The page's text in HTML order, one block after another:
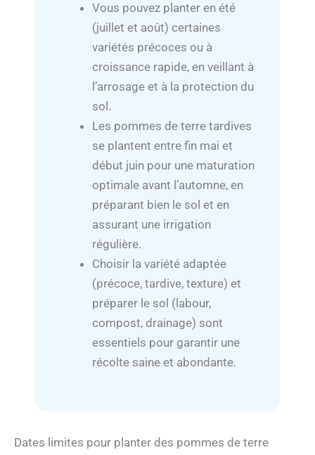
Vous pouvez planter en été
(juillet et août) certaines
variétés précoces ou à
croissance rapide, en veillant à
l’arrosage et à la protection du
sol.
Les pommes de terre tardives
se plantent entre fin mai et
début juin pour une maturation
optimale avant l’automne, en
préparant bien le sol et en
assurant une irrigation
régulière.
Choisir la variété adaptée
(précoce, tardive, texture) et
préparer le sol (labour,
compost, drainage) sont
essentiels pour garantir une
récolte saine et abondante.
Dates limites pour planter des pommes de terre